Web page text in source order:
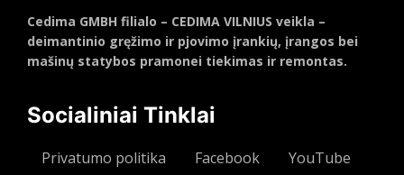
Cedima GMBH filialo – CEDIMA VILNIUS veikla –
deimantinio gręžimo ir pjovimo įrankių, įrangos bei
mašinų statybos pramonei tiekimas ir remontas.
Socialiniai Tinklai
Privatumo politika Facebook YouTube